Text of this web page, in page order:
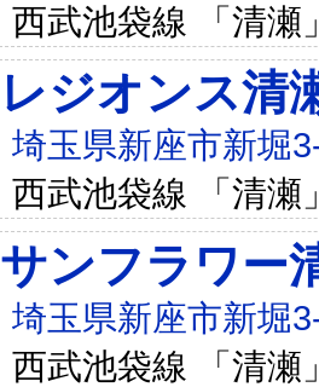
西武池袋線 「清瀬
レジオンス清
埼玉県新座市新堀
西武池袋線 「清瀬
サンフラワー
埼玉県新座市新堀
西武池袋線 「清瀬